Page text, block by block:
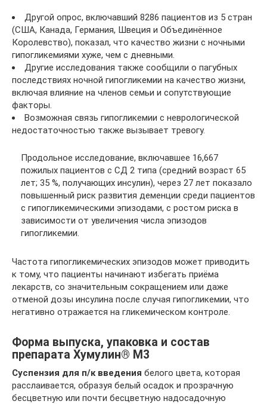
Другой опрос, включавший 8286 пациентов из 5 стран
(США, Канада, Германия, Швеция и Объединённое
Королевство), показал, что качество жизни с ночными
гипогликемиями хуже, чем с дневными.
Другие исследования также сообщили о пагубных
последствиях ночной гипогликемии на качество жизни,
включая влияние на членов семьи и сопутствующие
факторы.
Возможная связь гипогликемии с неврологической
недостаточностью также вызывает тревогу.
Продольное исследование, включавшее 16,667
пожилых пациентов с СД 2 типа (средний возраст 65
лет; 35 %, получающих инсулин), через 27 лет показало
повышенный риск развития деменции среди пациентов
с гипогликемическими эпизодами, с ростом риска в
зависимости от увеличения числа эпизодов
гипогликемии.
Частота гипогликемических эпизодов может приводить
к тому, что пациенты начинают избегать приёма
лекарств, со значительным сокращением или даже
отменой дозы инсулина после случая гипогликемии, что
негативно отражается на гликемическом контроле.
Форма выпуска, упаковка и состав
препарата Хумулин® M3
Суспензия для п/к введения белого цвета, которая
расслаивается, образуя белый осадок и прозрачную
бесцветную или почти бесцветную надосадочную